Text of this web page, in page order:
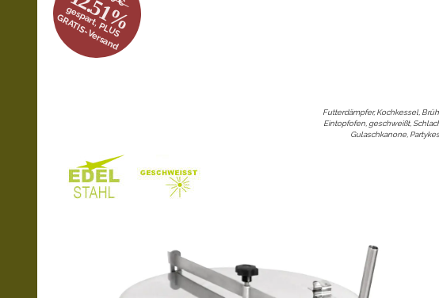
gespart, PLUS
GRATIS-Versand
Futterdämpfer, Kochkessel,
Eintopfofen, geschweißt,
Gulaschkanone,